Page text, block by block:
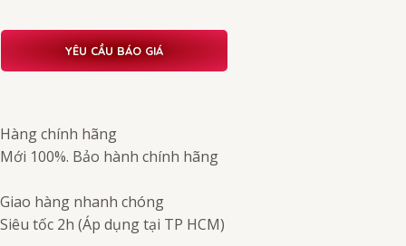
YÊU CẦU BÁO GIÁ
Hàng chính hãng
Mới 100%. Bảo hành chính hãng
Giao hàng nhanh chóng
Siêu tốc 2h (Áp dụng tại TP HCM)